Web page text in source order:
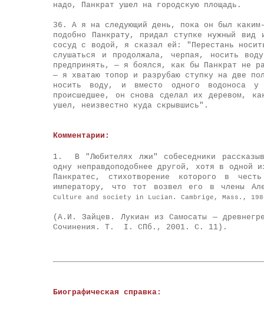
надо, Панкрат ушел на городскую площадь.
36. А я на следующий день, пока он был
подобно Панкрату, придал ступке нужный
сосуд с водой, я сказал ей: "Перестань
слушаться и продолжала, черпая, носить
предпринять, — я боялся, как бы Панкрат не
— я хватаю топор и разрубаю ступку на две
носить воду, и вместо одного водоноса у
происшедшее, он снова сделал их деревом,
ушел, неизвестно куда скрывшись".
Комментарии:
1. В "Любителях лжи" собеседники
одну неправдоподобнее другой, хотя в одной
Панкратес, стихотворение которого в
императору, что тот возвел его в члены
Culture and society in Lucian. Cambrige, Mass.,
(А.И. Зайцев. Лукиан из Самосаты —
Сочинения. Т. I. СПб., 2001. С. 11).
Биографическая справка: